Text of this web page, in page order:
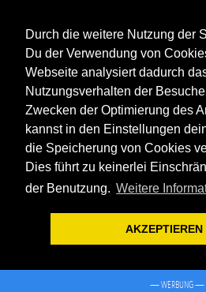
Durch die weitere Nutzung der
Du der Verwendung von
Webseite analysiert dadurch
Nutzungsverhalten der
Zwecken der Optimierung des
kannst in den Einstellungen
die Speicherung von Cookies
Dies führt zu keinerlei
der Benutzung. Weitere
AKZEPTIEREN
— WERBUNG —